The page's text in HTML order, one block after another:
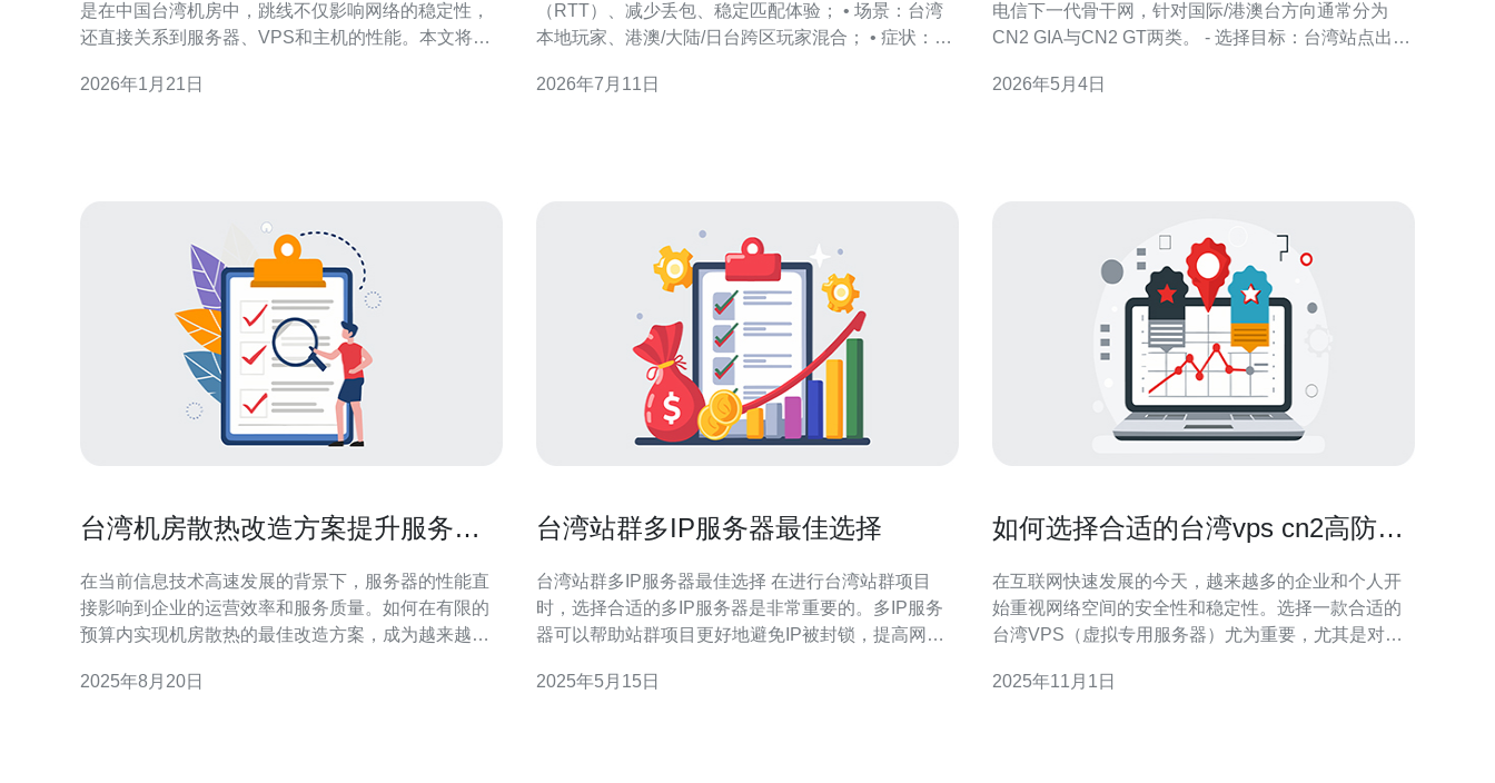
是在中国台湾机房中，跳线不仅影响网络的稳定性，
还直接关系到服务器、VPS和主机的性能。本文将介
讯，帮助您在网络技术的选择上做出明智的决策。 跳
2026年1月21日
（RTT）、减少丢包、稳定匹配体验； • 场景：台湾
本地玩家、港澳/大陆/日台跨区玩家混合； • 症状：匹
戏卡顿或包裹回滚； • 约束：UDP为主的游戏流量、
2026年7月11日
电信下一代骨干网，针对国际/港澳台方向通常分为
CN2 GIA与CN2 GT两类。 - 选择目标：台湾站点出海
性因运营商而异。 - BGP与自带带宽：优先选择支持
2026年5月4日
台湾机房散热改造方案提升服务器
在当前信息技术高速发展的背景下，服务器的性能直
接影响到企业的运营效率和服务质量。如何在有限的
预算内实现机房散热的最佳改造方案，成为越来越多
的最佳方案、最有效的技术以及最具性价比的选择，
2025年8月20日
台湾站群多IP服务器最佳选择
台湾站群多IP服务器最佳选择 在进行台湾站群项目
时，选择合适的多IP服务器是非常重要的。多IP服务
器可以帮助站群项目更好地避免IP被封锁，提高网站
需要考虑以下几个方面： 服务器的稳定性和可靠性 提
2025年5月15日
如何选择合适的台湾vps cn2高防云
在互联网快速发展的今天，越来越多的企业和个人开
始重视网络空间的安全性和稳定性。选择一款合适的
台湾VPS（虚拟专用服务器）尤为重要，尤其是对于
的网络质量和稳定性受到广泛青睐。本文将为您详细
2025年11月1日